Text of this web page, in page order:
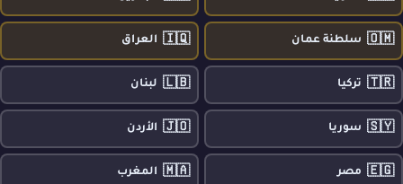
🇴🇲 سلطنة عمان 🇮🇶 العراق
🇹🇷 تركيا 🇱🇧 لبنان
🇸🇾 سوريا 🇯🇴 الأردن
🇪🇬 مصر 🇲🇦 المغرب